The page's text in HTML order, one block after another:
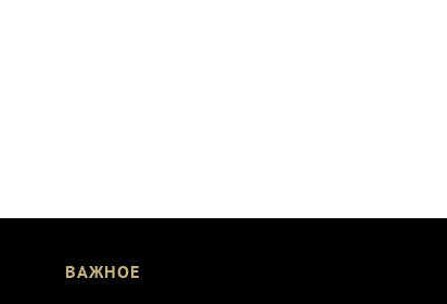
ВАЖНОЕ